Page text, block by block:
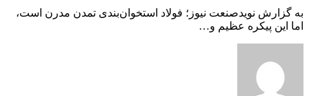
به گزارش نویدصنعت نیوز؛ فولاد استخوان‌بندی تمدن مدرن است،
اما این پیکره عظیم و…